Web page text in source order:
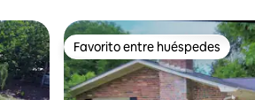
Favorito entre huéspedes
Favorito entre huéspedes